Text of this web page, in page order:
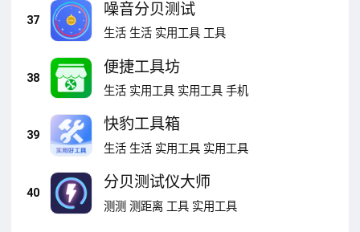
37
噪音分贝测试
生活 生活 实用工具 工具
38
便捷工具坊
生活 实用工具 实用工具 手机
39
快豹工具箱
生活 生活 实用工具 实用工具
40
分贝测试仪大师
测测 测距离 工具 实用工具